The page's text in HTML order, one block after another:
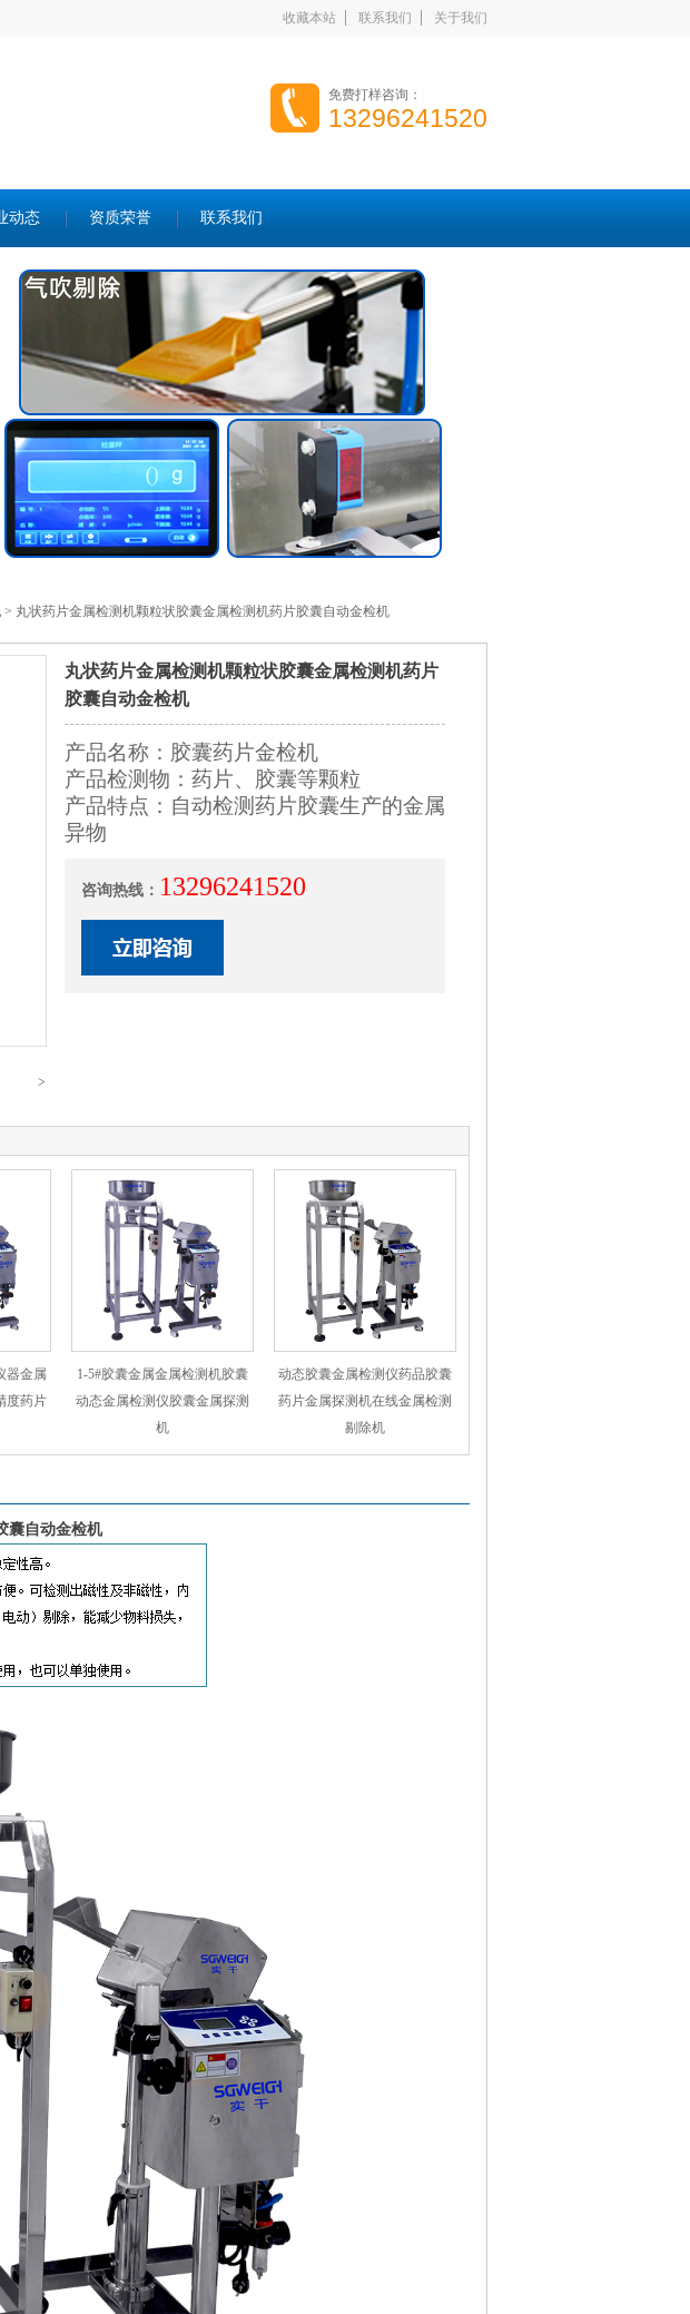
收藏本站 联系我们 关于我们
免费打样咨询：
13296241520
动态 资质荣誉 联系我们
> 丸状药片金属检测机颗粒状胶囊金属检测机药片胶囊自动金检机
>
丸状药片金属检测机颗粒状胶囊金属检测机药片
胶囊自动金检机
产品名称：胶囊药片金检机
产品检测物：药片、胶囊等颗粒
产品特点：自动检测药片胶囊生产的金属
异物
咨询热线： 13296241520
器金属
度药片
1-5#胶囊金属金属检测机胶囊
动态金属检测仪胶囊金属探测
机
动态胶囊金属检测仪药品胶囊
药片金属探测机在线金属检测
剔除机
囊自动金检机